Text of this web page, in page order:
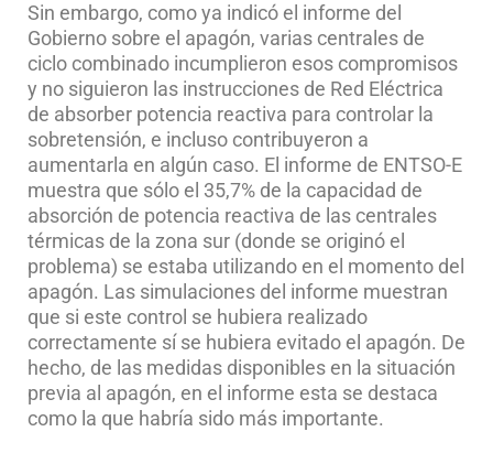
Sin embargo, como ya indicó el informe del
Gobierno sobre el apagón, varias centrales de
ciclo combinado incumplieron esos compromisos
y no siguieron las instrucciones de Red Eléctrica
de absorber potencia reactiva para controlar la
sobretensión, e incluso contribuyeron a
aumentarla en algún caso. El informe de ENTSO-E
muestra que sólo el 35,7% de la capacidad de
absorción de potencia reactiva de las centrales
térmicas de la zona sur (donde se originó el
problema) se estaba utilizando en el momento del
apagón. Las simulaciones del informe muestran
que si este control se hubiera realizado
correctamente sí se hubiera evitado el apagón. De
hecho, de las medidas disponibles en la situación
previa al apagón, en el informe esta se destaca
como la que habría sido más importante.